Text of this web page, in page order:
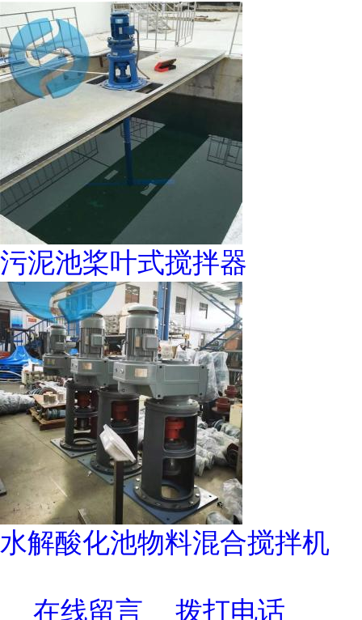
污泥池桨叶式搅拌器
水解酸化池物料混合搅拌机
在线留言 拨打电话